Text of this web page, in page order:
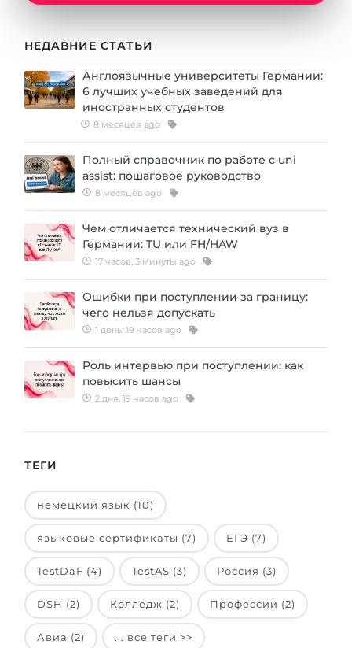
Города
Специальности
Примеры вакансий
КАРЬЕРНОЕ ОРИЕНТИРОВАНИЕ
Тест Карта Интересов
Тест RIASEC
Успехна
100%
Наши студенты успешно поступают
Инженерия
Менеджмент
Другая специальность
Россия
Украина
Азербайджан
Армения
Беларусь
Другая страна
НЕДАВНИЕ СТАТЬИ
Англоязычные университеты Германии:
6 лучших учебных заведений для
иностранных студентов
8 месяцев ago
Полный справочник по работе с uni
assist: пошаговое руководство
8 месяцев ago
Чем отличается технический вуз в
Германии: TU или FH/HAW
17 часов, 3 минуты ago
Ошибки при поступлении за границу:
чего нельзя допускать
1 день, 19 часов ago
Роль интервью при поступлении: как
повысить шансы
2 дня, 19 часов ago
ТЕГИ
немецкий язык (10)
языковые сертификаты (7) ЕГЭ (7)
TestDaF (4) TestAS (3) Россия (3)
DSH (2) Колледж (2) Профессии (2)
Авиа (2) ... все теги >>